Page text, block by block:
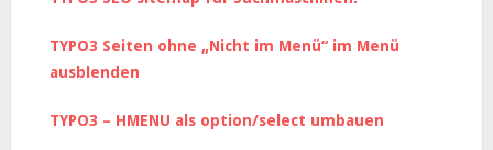
TYPO3 Seiten ohne „Nicht im Menü“ im Menü
ausblenden
TYPO3 – HMENU als option/select umbauen